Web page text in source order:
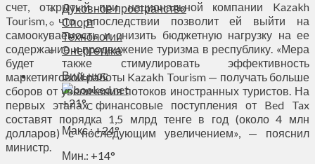
Духовное пространство
Спорт
Технологии
Энергетика
Вильнюс
+21°C
Макс.:+24°
Мин.: +14°
счет, открытый при национальной компании Kazakh
Tourism, что впоследствии позволит ей выйти на
самоокупаемость и снизить бюджетную нагрузку на ее
содержание и продвижение туризма в республику. «Мера
будет также стимулировать эффективность
маркетинговой работы Kazakh Tourism — получать больше
сборов от увеличения потоков иностранных туристов. На
первых этапах финансовые поступления от Bed Tax
составят порядка 1,5 млрд тенге в год (около 4 млн
долларов) с последующим увеличением», — пояснил
министр.